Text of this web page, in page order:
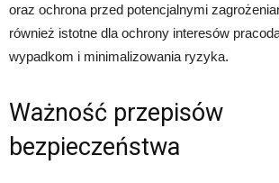
oraz ochrona przed potencjalnymi
również istotne dla ochrony interesów
wypadkom i minimalizowania ryzyka.
Ważność przepisów
bezpieczeństwa